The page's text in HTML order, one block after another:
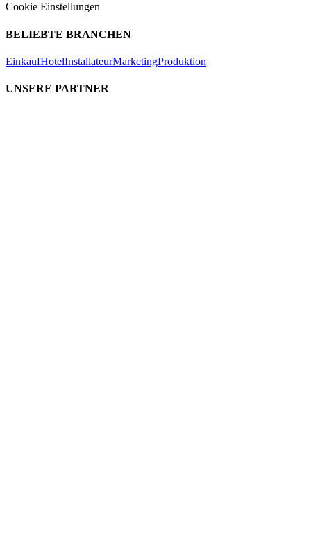
Cookie Einstellungen
BELIEBTE BRANCHEN
EinkaufHotelInstallateurMarketingProduktion
UNSERE PARTNER